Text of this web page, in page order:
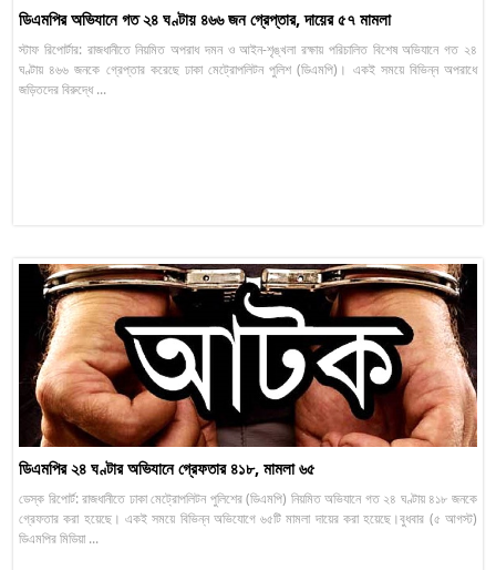
ডিএমপির অভিযানে গত ২৪ ঘণ্টায় ৪৬৬ জন গ্রেপ্তার, দায়ের ৫৭ মামলা
স্টাফ রিপোর্টার: রাজধানীতে নিয়মিত অপরাধ দমন ও আইন-শৃঙ্খলা রক্ষায় পরিচালিত বিশেষ অভিযানে গত ২৪
ঘণ্টায় ৪৬৬ জনকে গ্রেপ্তার করেছে ঢাকা মেট্রোপলিটন পুলিশ (ডিএমপি)। একই সময়ে বিভিন্ন অপরাধে
জড়িতদের বিরুদ্ধে ...
ডিএমপির ২৪ ঘণ্টার অভিযানে গ্রেফতার ৪১৮, মামলা ৬৫
ডেস্ক রিপোর্ট: রাজধানীতে ঢাকা মেট্রোপলিটন পুলিশের (ডিএমপি) নিয়মিত অভিযানে গত ২৪ ঘণ্টায় ৪১৮ জনকে
গ্রেফতার করা হয়েছে। একই সময়ে বিভিন্ন অভিযোগে ৬৫টি মামলা দায়ের করা হয়েছে।বুধবার (৫ আগস্ট)
ডিএমপির মিডিয়া ...